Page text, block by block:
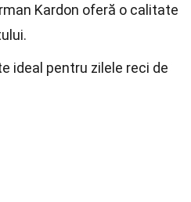
Kardon oferă o calitate
ideal pentru zilele reci de